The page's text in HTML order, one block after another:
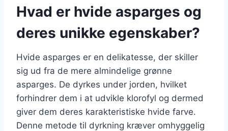
Hvad er hvide asparges og
deres unikke egenskaber?
Hvide asparges er en delikatesse, der skiller
sig ud fra de mere almindelige grønne
asparges. De dyrkes under jorden, hvilket
forhindrer dem i at udvikle klorofyl og dermed
giver dem deres karakteristiske hvide farve.
Denne metode til dyrkning kræver omhyggelig